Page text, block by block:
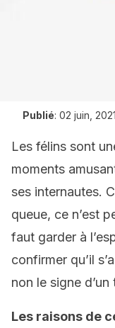
Publié: 02 juin,
Les félins sont
moments
ses internautes.
queue, ce n’est
faut garder à
confirmer qu’il
non le signe d’un
Les raisons de